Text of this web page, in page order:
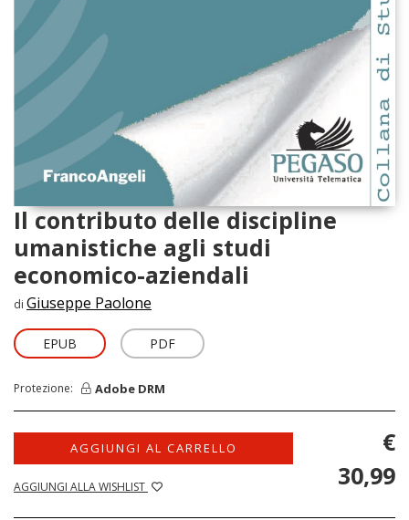
Il contributo delle discipline
umanistiche agli studi
economico-aziendali
di Giuseppe Paolone
EPUB PDF
Protezione: Adobe DRM
AGGIUNGI AL CARRELLO
AGGIUNGI ALLA WISHLIST
€
30,99